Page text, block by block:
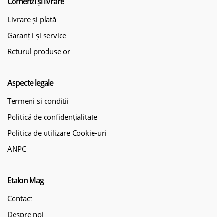
Livrare și plată
Garanții și service
Returul produselor
Aspecte legale
Termeni si conditii
Politică de confidențialitate
Politica de utilizare Cookie-uri
ANPC
Etalon Mag
Contact
Despre noi